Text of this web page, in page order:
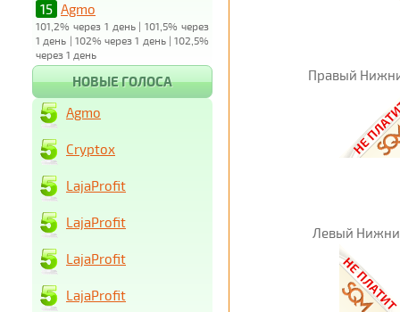
15 Agmo
101,2% через 1 день | 101,5% через
1 день | 102% через 1 день | 102,5%
через 1 день
Правый
Левый
НОВЫЕ ГОЛОСА
Agmo
Cryptox
LajaProfit
LajaProfit
LajaProfit
LajaProfit